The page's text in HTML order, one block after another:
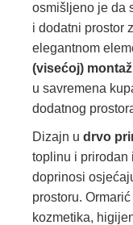
osmišljeno je da
i dodatni prostor
elegantnom
(visećoj)
u savremena
dodatnog
Dizajn u drvo
toplinu i prirodan
doprinosi
prostoru.
kozmetika,